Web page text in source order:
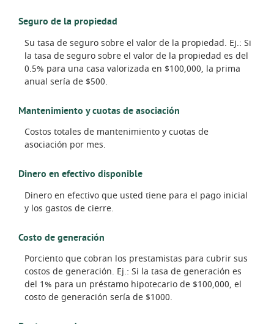
Seguro de la propiedad
Su tasa de seguro sobre el valor de la propiedad. Ej.: Si
la tasa de seguro sobre el valor de la propiedad es del
0.5% para una casa valorizada en $100,000, la prima
anual sería de $500.
Mantenimiento y cuotas de asociación
Costos totales de mantenimiento y cuotas de
asociación por mes.
Dinero en efectivo disponible
Dinero en efectivo que usted tiene para el pago inicial
y los gastos de cierre.
Costo de generación
Porciento que cobran los prestamistas para cubrir sus
costos de generación. Ej.: Si la tasa de generación es
del 1% para un préstamo hipotecario de $100,000, el
costo de generación sería de $1000.